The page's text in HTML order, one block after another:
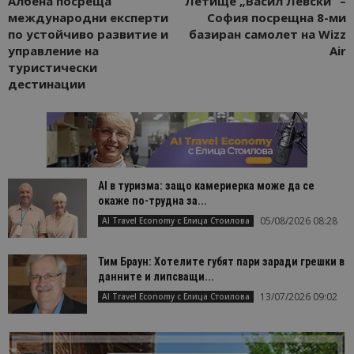
международни експерти
по устойчиво развитие и
управление на
туристически
дестинации
София посрещна 8-ми
базиран самолет на Wizz
Air
AI в туризма: защо камериерка може да се
окаже по-трудна за...
AI Travel Economy с Елица Стоилова 05/08/2026 08:28
Тим Браун: Хотелите губят пари заради грешки в
данните и липсващи...
AI Travel Economy с Елица Стоилова 13/07/2026 09:02
cookie_notice_accepted
lisandraramos.com
bgtourism.bg
7 дни
да
Доставчик/
Валиден
is_visitor_unique
StatCounter
.statcounter.com
1 година
Тази
дали
уникален
Име
Доставчик/
Домейн
Валиден
до
Описание
Ltd
.bgtourism.bg
1 месец
за
посещения.
Декларацията за
поверителност на Google